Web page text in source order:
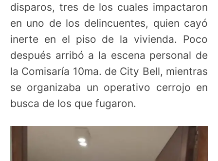
disparos, tres de los cuales impactaron
en uno de los delincuentes, quien cayó
inerte en el piso de la vivienda. Poco
después arribó a la escena personal de
la Comisaría 10ma. de City Bell, mientras
se organizaba un operativo cerrojo en
busca de los que fugaron.